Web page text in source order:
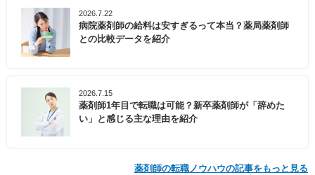
2026.7.22
病院薬剤師の給料は安すぎるって本当？薬局薬剤師
との比較データを紹介
2026.7.15
薬剤師1年目で転職は可能？新卒薬剤師が「辞めた
い」と感じる主な理由を紹介
薬剤師の転職ノウハウの記事をもっと見る